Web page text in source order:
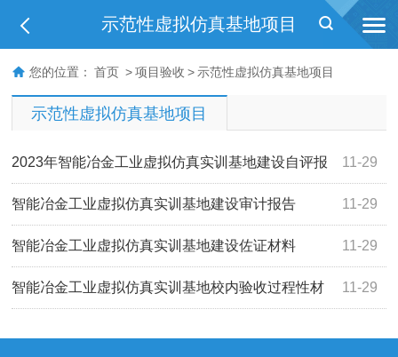
示范性虚拟仿真基地项目
您的位置： 首页 > 项目验收 > 示范性虚拟仿真基地项目
示范性虚拟仿真基地项目
11-29
2023年智能冶金工业虚拟仿真实训基地建设自评报
告 11-29
智能冶金工业虚拟仿真实训基地建设审计报告
11-29
智能冶金工业虚拟仿真实训基地建设佐证材料
11-29
智能冶金工业虚拟仿真实训基地校内验收过程性材